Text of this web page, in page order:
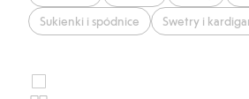
Sukienki i spódnice
Swetry i
Wybierz